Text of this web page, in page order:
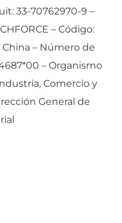
33-70762970-9 –
– Código:
China – Número de
– Organismo
Comercio y
General de